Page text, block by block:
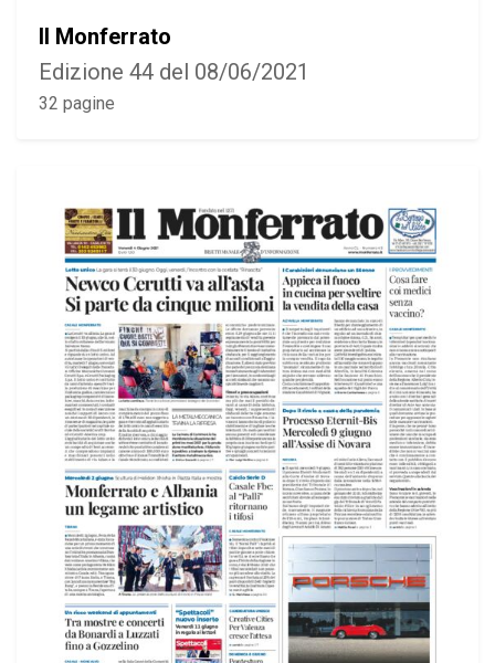
Il Monferrato
Edizione 44 del 08/06/2021
32 pagine